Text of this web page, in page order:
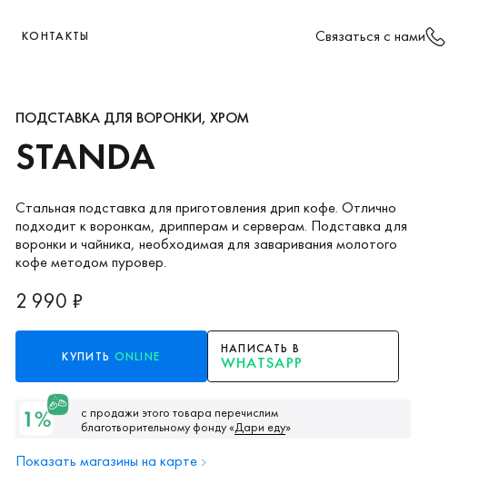
КОНТАКТЫ Cвязаться с нами
ПОДСТАВКА ДЛЯ ВОРОНКИ, ХРОМ
STANDA
Стальная подставка для приготовления дрип кофе. Отлично
подходит к воронкам, дрипперам и серверам. Подставка для
воронки и чайника, необходимая для заваривания молотого
кофе методом пуровер.
2 990 ₽
КУПИТЬ ONLINE НАПИСАТЬ В
WHATSAPP
с продажи этого товара перечислим
благотворительному фонду«Дари еду»
Показать магазины на карте